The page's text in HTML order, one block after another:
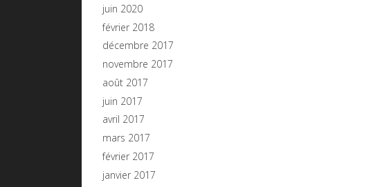
juin 2020
février 2018
décembre 2017
novembre 2017
août 2017
juin 2017
avril 2017
mars 2017
février 2017
janvier 2017